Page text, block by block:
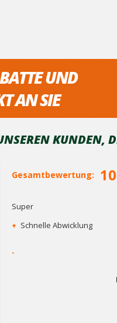
UND
AN SIE
KUNDEN,
Gesamtbewertung:
Super
+ Schnelle Abwicklung
-